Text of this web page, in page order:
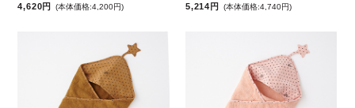
4,620円 (本体価格:4,200円) 5,214円 (本体価格:4,740円)